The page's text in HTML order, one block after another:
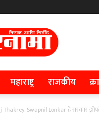
महाराष्ट्र राजकीय
Thakrey, Swapnil Lonkar हे सरकार